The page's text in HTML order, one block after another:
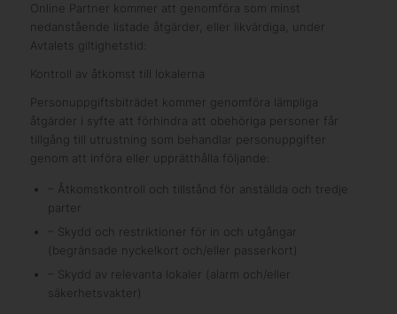
Online Partner kommer att genomföra som minst
nedanstående listade åtgärder, eller likvärdiga, under
Avtalets giltighetstid:
Kontroll av åtkomst till lokalerna
Personuppgiftsbiträdet kommer genomföra lämpliga
åtgärder i syfte att förhindra att obehöriga personer får
tillgång till utrustning som behandlar personuppgifter
genom att införa eller upprätthålla följande:
– Åtkomstkontroll och tillstånd för anställda och tredje
parter
– Skydd och restriktioner för in och utgångar
(begränsade nyckelkort och/eller passerkort)
– Skydd av relevanta lokaler (alarm och/eller
säkerhetsvakter)